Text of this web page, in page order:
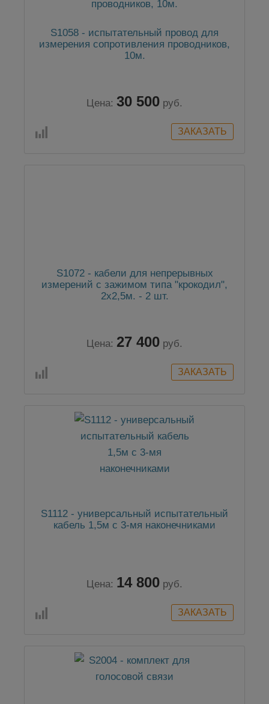
S1058 - испытательный провод для
измерения сопротивления проводников,
10м.
Цена: 30 500 руб.
S1072 - кабели для непрерывных
измерений с зажимом типа "крокодил",
2х2,5м. - 2 шт.
Цена: 27 400 руб.
S1112 - универсальный испытательный
кабель 1,5м с 3-мя наконечниками
Цена: 14 800 руб.